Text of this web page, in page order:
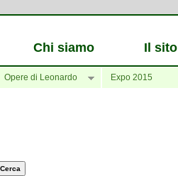
Chi siamo Il sito
Opere di Leonardo Expo 2015